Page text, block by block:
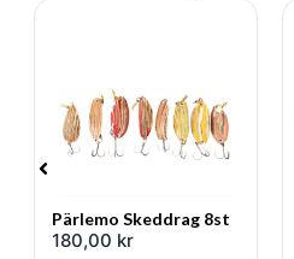
Pärlemo Skeddrag 8st
180,00 kr